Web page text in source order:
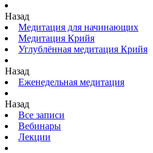
Назад
Медитация для начинающих
Медитация Крийя
Углублённая медитация Крийя
Назад
Еженедельная медитация
Назад
Все записи
Вебинары
Лекции